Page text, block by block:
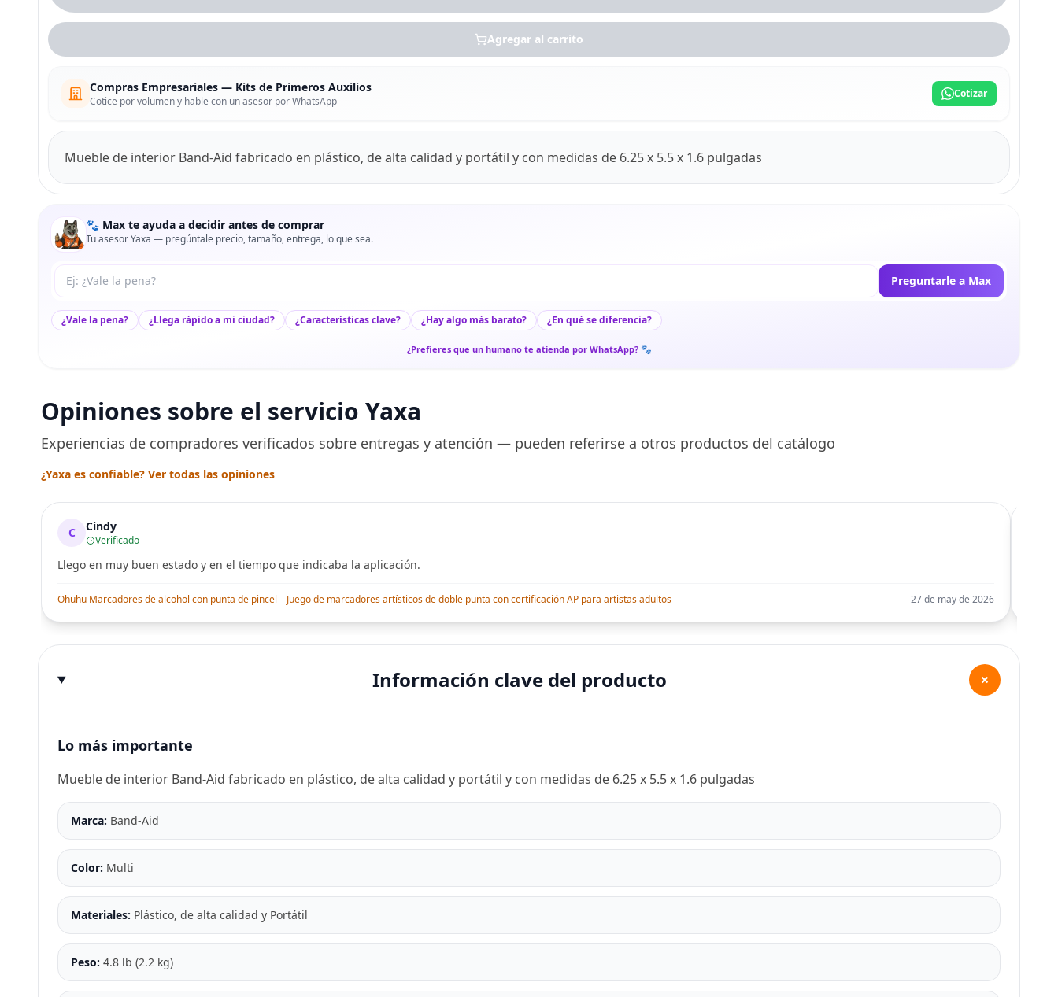
Agregar al carrito
Compras Empresariales — Kits de Primeros Auxilios
Cotice por volumen y hable con un asesor por WhatsApp
Cotizar
Mueble de interior Band-Aid fabricado en plástico, de alta calidad y portátil y con medidas de 6.25 x 5.5 x 1.6 pulgadas
🐾 Max te ayuda a decidir antes de comprar
Tu asesor Yaxa — pregúntale precio, tamaño, entrega, lo que sea.
Tu pregunta a Max Preguntarle a Max
¿Vale la pena? ¿Llega rápido a mi ciudad? ¿Características clave? ¿Hay algo más barato? ¿En qué se diferencia?
¿Prefieres que un humano te atienda por WhatsApp? 🐾
Opiniones sobre el servicio Yaxa
Experiencias de compradores verificados sobre entregas y atención — pueden referirse a otros productos del catálogo
¿Yaxa es confiable? Ver todas las opiniones
C Cindy
Verificado
Llego en muy buen estado y en el tiempo que indicaba la aplicación.
Ohuhu Marcadores de alcohol con punta de pincel – Juego de marcadores artísticos de doble punta con certificación AP para artistas adultos 27 de may de 2026
Información clave del producto +
Lo más importante
Mueble de interior Band-Aid fabricado en plástico, de alta calidad y portátil y con medidas de 6.25 x 5.5 x 1.6 pulgadas
Marca: Band-Aid
Color: Multi
Materiales: Plástico, de alta calidad y Portátil
Peso: 4.8 lb (2.2 kg)